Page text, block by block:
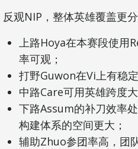
反观NIP，整体英雄覆盖更分
上路Hoya在本赛段使用
率可观；
打野Guwon在Vi上有稳定
中路Care可用英雄跨度大
下路Assum的补刀效率
构建体系的空间更大；
辅助Zhuo参团率高，团